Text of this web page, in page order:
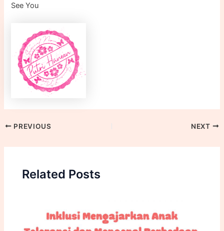
See You
PREVIOUS NEXT
Related Posts